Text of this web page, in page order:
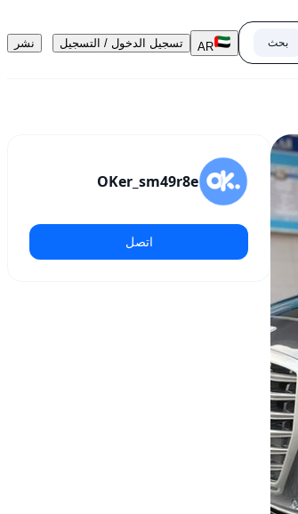
بحث AR تسجيل الدخول / التسجيل نشر
OKer_sm49r8e
اتصل